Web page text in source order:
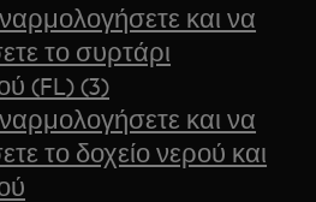
και να
το συρτάρι
(FL) (3)
και να
το δοχείο νερού και